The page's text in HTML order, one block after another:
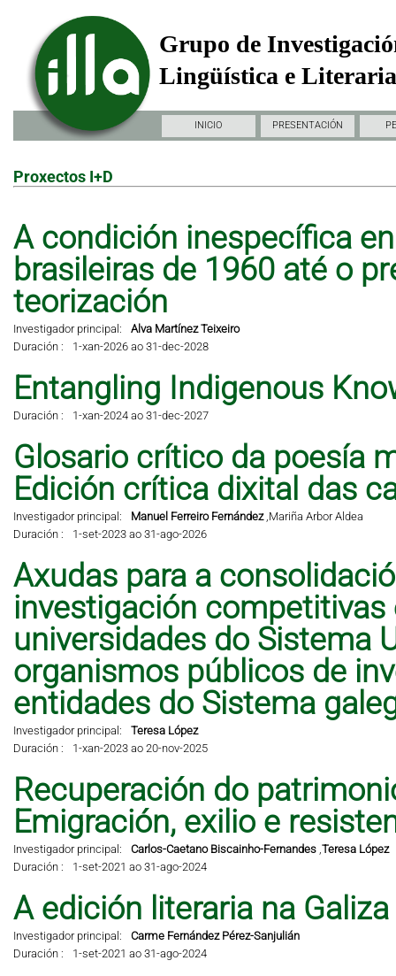
Grupo de
Lingüística e
INICIO PRESENTACIÓN
Proxectos I+D
A condición inespecífica
brasileiras de 1960 até o
teorización
Investigador principal:
Alva Martínez Teixeiro
Duración :
1-xan-2026 ao 31-dec-2028
Entangling Indigenous
Duración : 1-xan-2024 ao 31-dec-2027
Glosario crítico da poesía
Edición crítica dixital das
Investigador principal: Manuel Ferreiro Fernández,Mariña Arbor Aldea
Duración :
1-set-2023 ao 31-ago-2026
Axudas para a
investigación
universidades do Sistema
organismos públicos de
entidades do Sistema
Investigador principal:
Teresa López
Duración :
1-xan-2023 ao 20-nov-2025
Recuperación do
Emigración, exilio e
Investigador principal: Carlos-Caetano Biscainho-Fernandes,Teresa López
Duración :
1-set-2021 ao 31-ago-2024
A edición literaria na
Investigador principal:
Carme Fernández Pérez-Sanjulián
Duración :
1-set-2021 ao 31-ago-2024